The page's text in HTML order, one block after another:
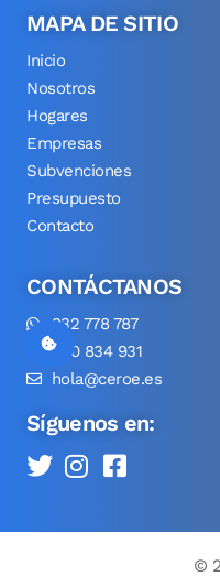
MAPA DE SITIO
Inicio
Nosotros
Hogares
Empresas
Subvenciones
Presupuesto
Contacto
CONTÁCTANOS
932 778 787
900 834 931
hola@ceroe.es
Síguenos en:
©